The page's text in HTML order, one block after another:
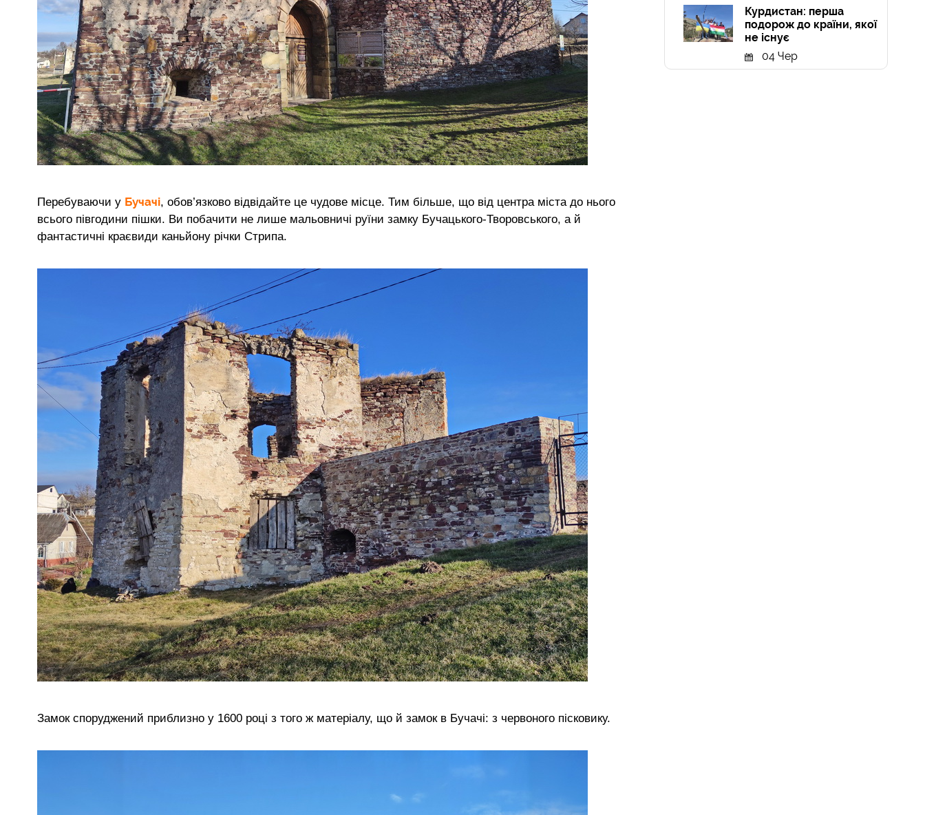
Перебуваючи у Бучачі, обов’язково відвідайте це чудове місце. Тим більше, що від центра міста до нього
всього півгодини пішки. Ви побачити не лише мальовничі руїни замку Бучацького-Творовського, а й
фантастичні краєвиди каньйону річки Стрипа.
Замок споруджений приблизно у 1600 році з того ж матеріалу, що й замок в Бучачі: з червоного пісковику.
Курдистан: перша
подорож до країни, якої
не існує
04 Чер